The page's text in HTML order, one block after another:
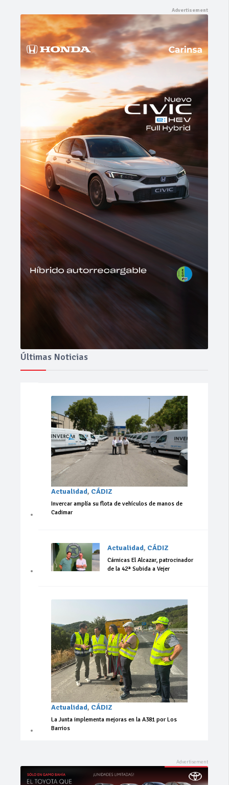
Últimas Noticias
Actualidad, CÁDIZ
Invercar amplía su flota de vehículos de manos de
Cadimar
Actualidad, CÁDIZ
Cárnicas El Alcazar, patrocinador
de la 42ª Subida a Vejer
Actualidad, CÁDIZ
La Junta implementa mejoras en la A381 por Los
Barrios